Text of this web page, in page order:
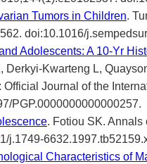
Tumors in Children.
doi:10.1016/
Adolescents: A 10-Yr
Derkyi-Kwarteng L,
Journal of the
PGP.0000000000000257.
. Fotiou SK. Annals
j.1749-
Characteristics of